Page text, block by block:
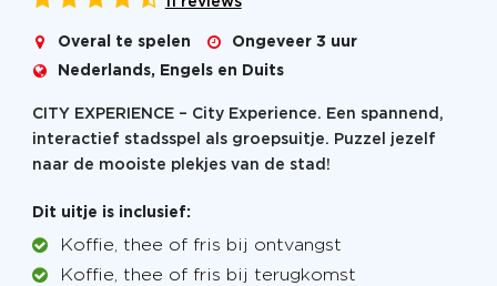
Overal te spelen Ongeveer 3 uur
Nederlands, Engels en Duits
CITY EXPERIENCE – City Experience. Een spannend,
interactief stadsspel als groepsuitje. Puzzel jezelf
naar de mooiste plekjes van de stad!
Dit uitje is inclusief:
Koffie, thee of fris bij ontvangst
Koffie, thee of fris bij terugkomst